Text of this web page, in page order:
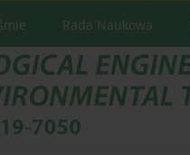
Rada Naukowa